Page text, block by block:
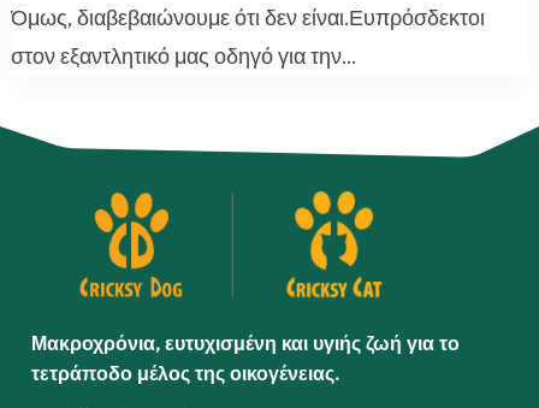
Όμως, διαβεβαιώνουμε ότι δεν είναι.Ευπρόσδεκτοι
στον εξαντλητικό μας οδηγό για την...
Μακροχρόνια, ευτυχισμένη και υγιής ζωή για το
τετράποδο μέλος της οικογένειας.